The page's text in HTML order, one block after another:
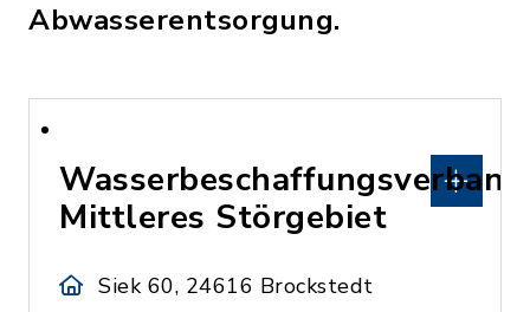
Abwasserentsorgung.
Wasserbeschaffungsverband
Mittleres Störgebiet
Siek 60, 24616 Brockstedt